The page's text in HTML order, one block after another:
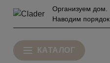
Организуем дом.
Наводим порядок
КАТАЛОГ